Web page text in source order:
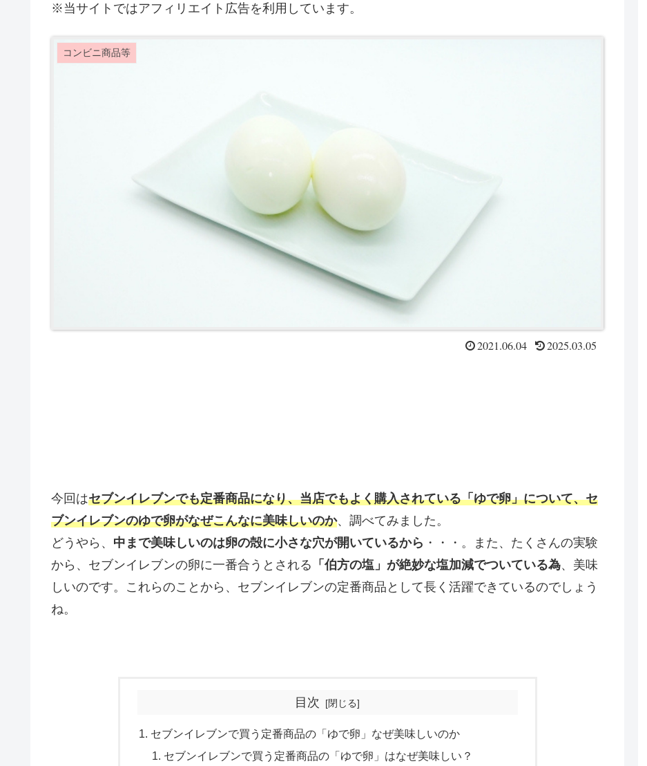
※当サイトではアフィリエイト広告を利用しています。
コンビニ商品等
2021.06.04 2025.03.05
今回はセブンイレブンでも定番商品になり、当店でもよく購入されている「ゆで卵」について、セ
ブンイレブンのゆで卵がなぜこんなに美味しいのか、調べてみました。
どうやら、 中まで美味しいのは卵の殻に小さな穴が開いているから ・・・。また、たくさんの実験
から、セブンイレブンの卵に一番合うとされる 「伯方の塩」が絶妙な塩加減でついている為、美味
しいのです。これらのことから、セブンイレブンの定番商品として長く活躍できているのでしょう
ね。
目次
セブンイレブンで買う定番商品の「ゆで卵」なぜ美味しいのか
セブンイレブンで買う定番商品の「ゆで卵」はなぜ美味しい？